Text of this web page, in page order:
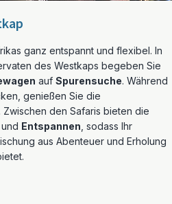
ganz entspannt und flexibel. In
des Westkaps begeben Sie
auf Spurensuche. Während
genießen Sie die
den Safaris bieten die
Entspannen , sodass Ihr
aus Abenteuer und Erholung